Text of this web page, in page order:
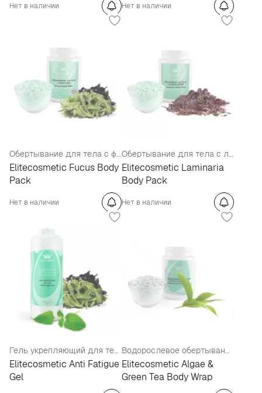
Нет в наличии Нет в наличии
Обертывание для тела с фукусом
Elitecosmetic Fucus Body
Pack
Нет в наличии
Обертывание для тела с ламинарией
Elitecosmetic Laminaria
Body Pack
Нет в наличии
Гель укрепляющий для тела
Elitecosmetic Anti Fatigue
Gel
Водорослевое обертывание для тела с зеленым чаем
Еlitecosmetic Algae &
Green Tea Body Wrap